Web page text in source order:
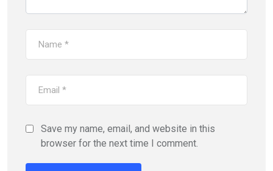
Save my name, email, and website in this
browser for the next time I comment.